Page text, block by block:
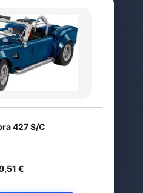
427 S/C
€